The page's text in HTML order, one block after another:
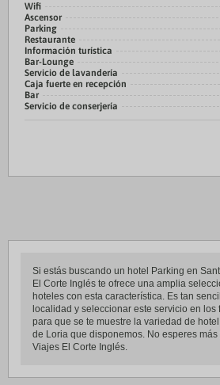
Wifi
Ascensor
Parking
Restaurante
Información turística
Bar-Lounge
Servicio de lavandería
Caja fuerte en recepción
Bar
Servicio de conserjería
Si estás buscando un hotel Parking en
El Corte Inglés te ofrece una amplia
hoteles con esta característica. Es tan
localidad y seleccionar este servicio en
para que se te muestre la variedad de
de Loria que disponemos. No esperes más
Viajes El Corte Inglés.